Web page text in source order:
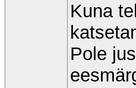
Kuna
Pole